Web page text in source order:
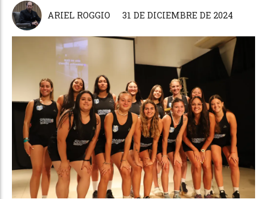
31 DE DICIEMBRE DE 2024
ARIEL ROGGIO